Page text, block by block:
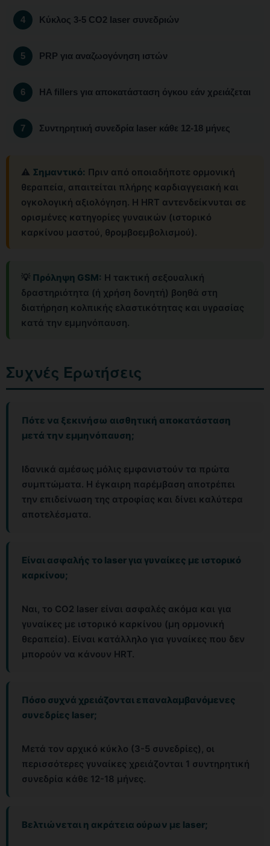
Κύκλος 3-5 CO2 laser συνεδριών
PRP για αναζωογόνηση ιστών
HA fillers για αποκατάσταση όγκου εάν χρειάζεται
Συντηρητική συνεδρία laser κάθε 12-18 μήνες
⚠️ Σημαντικό: Πριν από οποιαδήποτε ορμονική
θεραπεία, απαιτείται πλήρης καρδιαγγειακή και
ογκολογική αξιολόγηση. Η HRT αντενδείκνυται σε
ορισμένες κατηγορίες γυναικών (ιστορικό
καρκίνου μαστού, θρομβοεμβολισμού).
💡 Πρόληψη GSM: Η τακτική σεξουαλική
δραστηριότητα (ή χρήση δονητή) βοηθά στη
διατήρηση κολπικής ελαστικότητας και υγρασίας
κατά την εμμηνόπαυση.
Συχνές Ερωτήσεις
Πότε να ξεκινήσω αισθητική αποκατάσταση
μετά την εμμηνόπαυση;
Ιδανικά αμέσως μόλις εμφανιστούν τα πρώτα
συμπτώματα. Η έγκαιρη παρέμβαση αποτρέπει
την επιδείνωση της ατροφίας και δίνει καλύτερα
αποτελέσματα.
Είναι ασφαλής το laser για γυναίκες με ιστορικό
καρκίνου;
Ναι, το CO2 laser είναι ασφαλές ακόμα και για
γυναίκες με ιστορικό καρκίνου (μη ορμονική
θεραπεία). Είναι κατάλληλο για γυναίκες που δεν
μπορούν να κάνουν HRT.
Πόσο συχνά χρειάζονται επαναλαμβανόμενες
συνεδρίες laser;
Μετά τον αρχικό κύκλο (3-5 συνεδρίες), οι
περισσότερες γυναίκες χρειάζονται 1 συντηρητική
συνεδρία κάθε 12-18 μήνες.
Βελτιώνεται η ακράτεια ούρων με laser;